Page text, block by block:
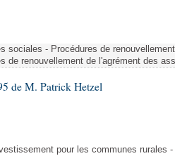
sociales - Procédures de
de renouvellement de l'agrément des
de M. Patrick Hetzel
pour les communes rurales